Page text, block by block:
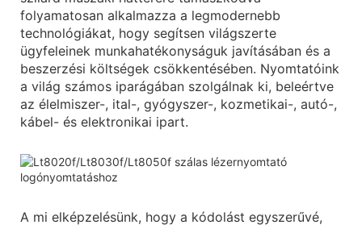
folyamatosan alkalmazza a legmodernebb
technológiákat, hogy segítsen világszerte
ügyfeleinek munkahatékonyságuk javításában és a
beszerzési költségek csökkentésében. Nyomtatóink
a világ számos iparágában szolgálnak ki, beleértve
az élelmiszer-, ital-, gyógyszer-, kozmetikai-, autó-,
kábel- és elektronikai ipart.
A mi elképzelésünk, hogy a kódolást egyszerűvé,